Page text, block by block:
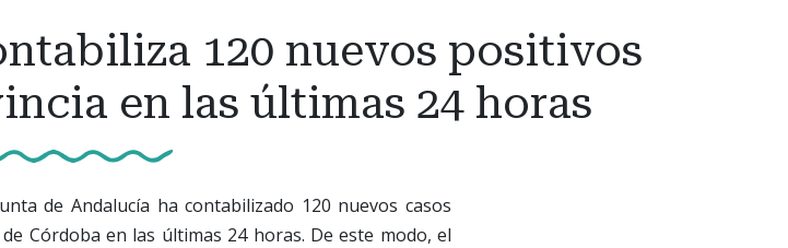
120 nuevos positivos
en las últimas 24 horas
de Andalucía ha contabilizado 120 nuevos casos
Córdoba en las últimas 24 horas. De este modo, el